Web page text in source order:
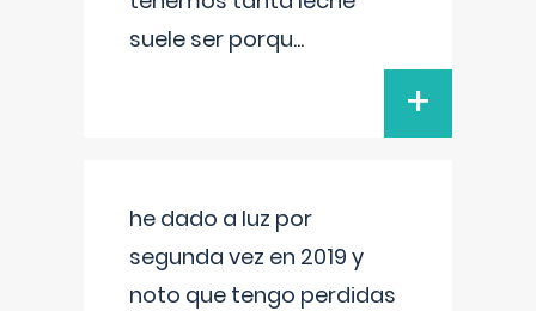
suele ser porqu...
+
he dado a luz por
segunda vez en 2019 y
noto que tengo perdidas